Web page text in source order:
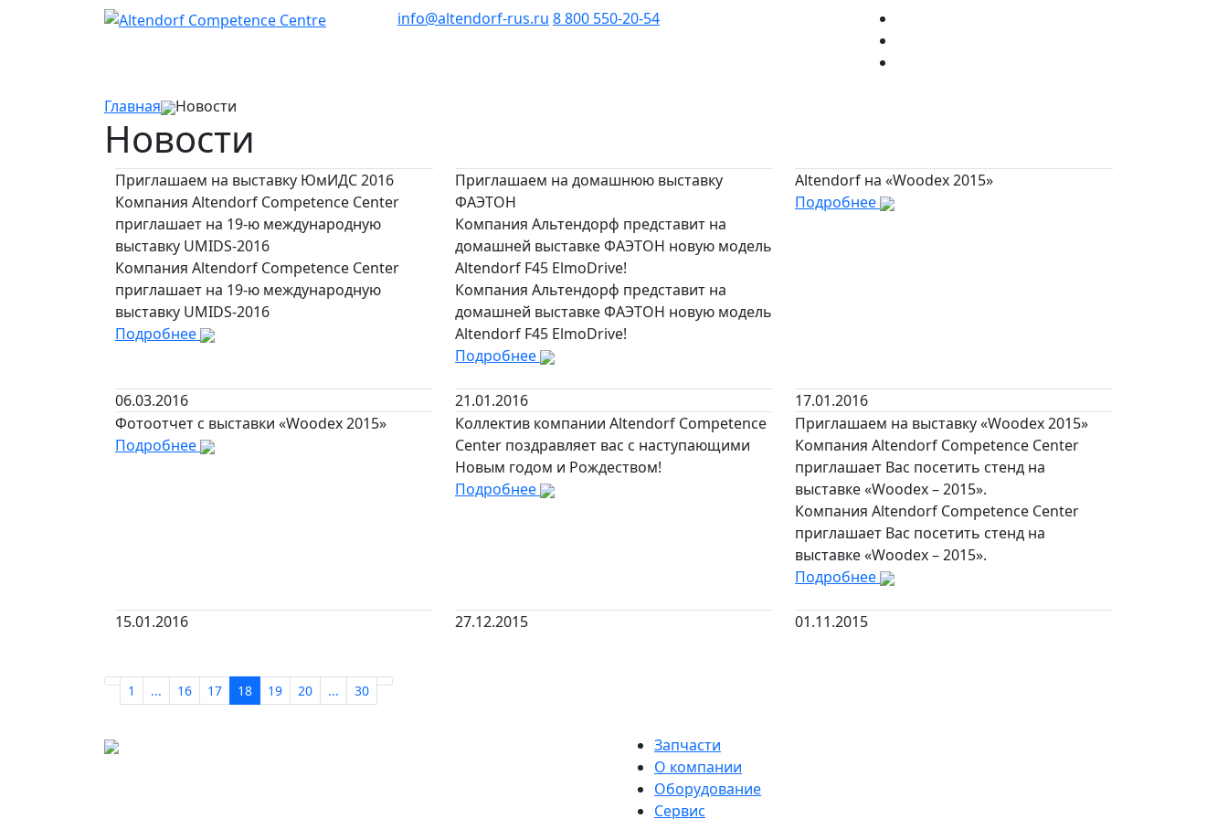
info@altendorf-rus.ru 8 800 550-20-54
Главная Новости
Новости
Приглашаем на выставку ЮмИДС 2016
Компания Altendorf Competence Center
приглашает на 19-ю международную
выставку UMIDS-2016
Компания Altendorf Competence Center
приглашает на 19-ю международную
выставку UMIDS-2016
Подробнее
06.03.2016
Приглашаем на домашнюю выставку
ФАЭТОН
Компания Альтендорф представит на
домашней выставке ФАЭТОН новую модель
Altendorf F45 ElmoDrive!
Компания Альтендорф представит на
домашней выставке ФАЭТОН новую модель
Altendorf F45 ElmoDrive!
Подробнее
21.01.2016
Altendorf на «Woodex 2015»
Подробнее
17.01.2016
Фотоотчет с выставки «Woodex 2015»
Подробнее
15.01.2016
Коллектив компании Altendorf Competence
Center поздравляет вас с наступающими
Новым годом и Рождеством!
Подробнее
27.12.2015
Приглашаем на выставку «Woodex 2015»
Компания Altendorf Competence Center
приглашает Вас посетить стенд на
выставке «Woodex – 2015».
Компания Altendorf Competence Center
приглашает Вас посетить стенд на
выставке «Woodex – 2015».
Подробнее
01.11.2015
1 ... 16 17 18 19 20 ... 30
Запчасти
О компании
Оборудование
Сервис